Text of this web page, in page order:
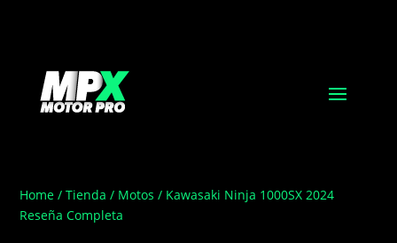
Home /Tienda / Motos / Kawasaki Ninja 1000SX 2024
Reseña Completa